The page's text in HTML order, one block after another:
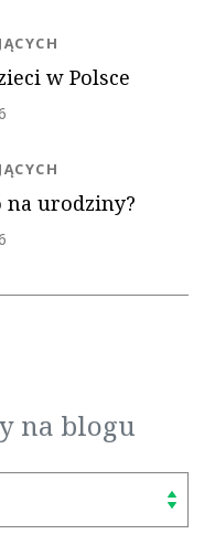
w Polsce
na urodziny?
na blogu